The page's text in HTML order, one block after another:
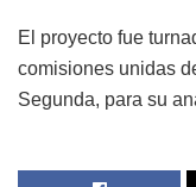
El proyecto fue
comisiones unidas
Segunda, para su